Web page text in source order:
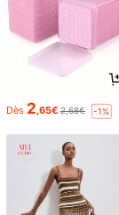
Dès 2,65€ 2,68€ -1%